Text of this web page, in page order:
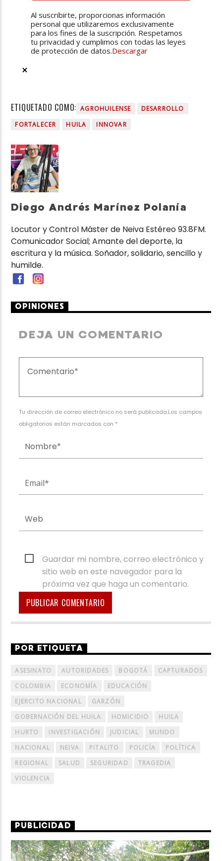
Al suscribirte, proporcionas información
personal que utilizaremos exclusivamente
para los fines de la suscripción. Respetamos
tu privacidad y cumplimos con todas las leyes
de protección de datos.Descargar
ETIQUETADO COMO: AGROHUILENSE
DESARROLLO
FORTALECER
HUILA INNOVAR
Diego Andrés Marínez Polanía
Locutor y Control Máster de Neiva Estéreo 93.8FM.
Comunicador Social; Amante del deporte, la
escritura y la música. Soñador, solidario, sencillo y
humilde.
OPINIONES
DEJA UN COMENTARIO
Tu dirección de correo electrónico no será publicada.Los campos
obligatorios están marcados con *
Guardar mi nombre, correo electrónico y
sitio web en este navegador para la
próxima vez que haga un comentario.
POR ETIQUETA
ASESINATO AUTORIDADES BOGOTÁ
CAPTURADOS
COLOMBIA
ECONOMÍA
EDUCACIÓN
EJERCITO NACIONAL
GARZÓN
GOBERNACIÓN DEL HUILA
HOMICIDIO
HUILA
HURTO
INVESTIGACIÓN JUDICIAL
MUNDO
NACIONAL
NEIVA PITALITO POLICÍA
POLÍTICA
REGIONAL
SALUD SEGURIDAD
TRAGEDIA
VIOLENCIA
PUBLICIDAD